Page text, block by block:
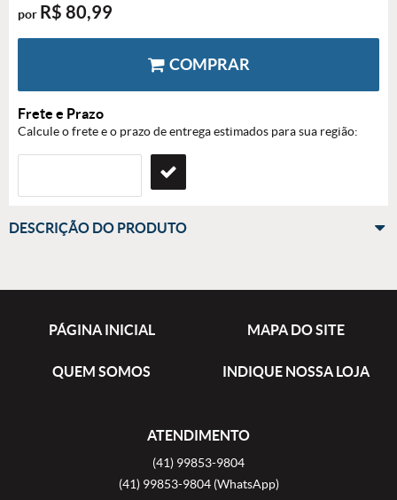
por R$ 80,99
COMPRAR
Frete e Prazo
Calcule o frete e o prazo de entrega estimados para sua região:
DESCRIÇÃO DO PRODUTO
PÁGINA INICIAL MAPA DO SITE
QUEM SOMOS INDIQUE NOSSA LOJA
ATENDIMENTO
(41) 99853-9804
(41)99853-9804 (WhatsApp)